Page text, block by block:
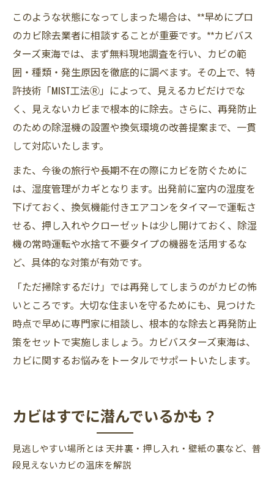
このような状態になってしまった場合は、**早めにプロ
のカビ除去業者に相談することが重要です。**カビバス
ターズ東海では、まず無料現地調査を行い、カビの範
囲・種類・発生原因を徹底的に調べます。その上で、特
許技術「MIST工法Ⓡ」によって、見えるカビだけでな
く、見えないカビまで根本的に除去。さらに、再発防止
のための除湿機の設置や換気環境の改善提案まで、一貫
して対応いたします。
また、今後の旅行や長期不在の際にカビを防ぐために
は、湿度管理がカギとなります。出発前に室内の湿度を
下げておく、換気機能付きエアコンをタイマーで運転さ
せる、押し入れやクローゼットは少し開けておく、除湿
機の常時運転や水捨て不要タイプの機器を活用するな
ど、具体的な対策が有効です。
「ただ掃除するだけ」では再発してしまうのがカビの怖
いところです。大切な住まいを守るためにも、見つけた
時点で早めに専門家に相談し、根本的な除去と再発防止
策をセットで実施しましょう。カビバスターズ東海は、
カビに関するお悩みをトータルでサポートいたします。
カビはすでに潜んでいるかも？
見逃しやすい場所とは 天井裏・押し入れ・壁紙の裏など、普
段見えないカビの温床を解説